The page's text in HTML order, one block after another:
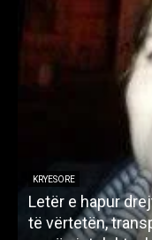
KRYESORE
Letër e hapur
të vërtetën,